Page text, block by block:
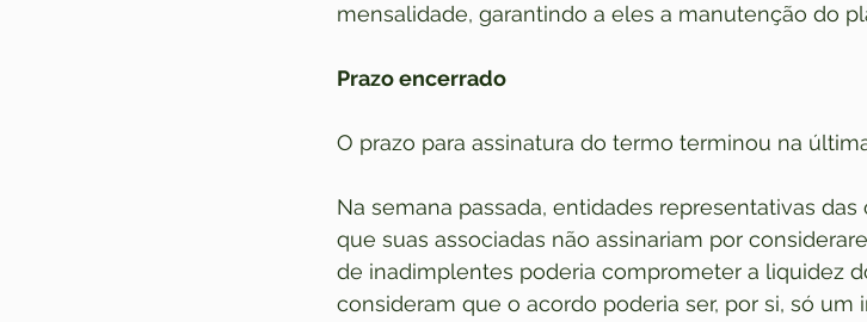
mensalidade, garantindo a eles a manutenção do
Prazo encerrado
O prazo para assinatura do termo terminou na
Na semana passada, entidades representativas
que suas associadas não assinariam por
de inadimplentes poderia comprometer a liquidez
consideram que o acordo poderia ser, por si, só